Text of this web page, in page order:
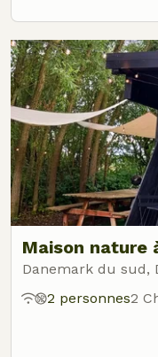
Maison nature
Danemark du sud,
2 personnes2